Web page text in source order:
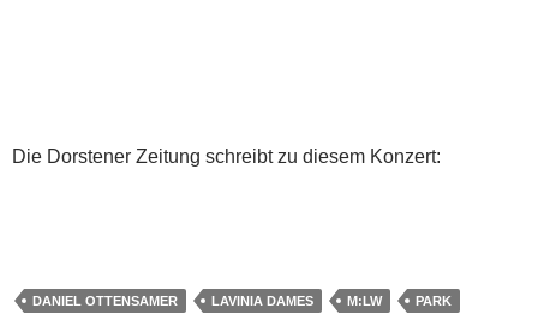
Die Dorstener Zeitung schreibt zu diesem Konzert:
DANIEL OTTENSAMER LAVINIA DAMES M:LW PARK